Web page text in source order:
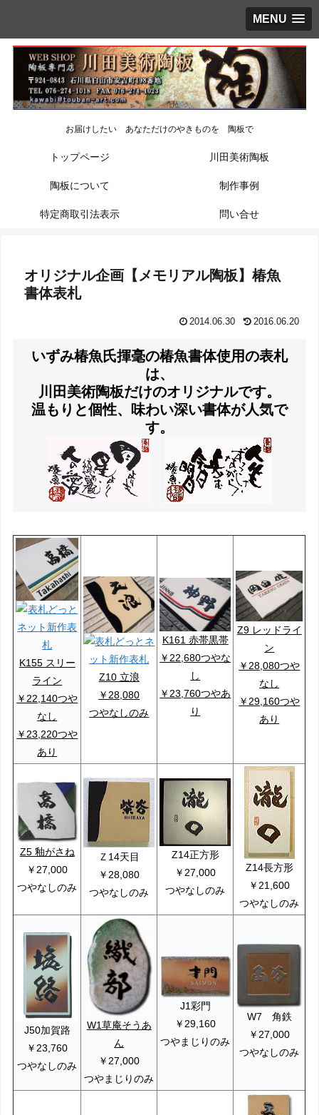
MENU
お届けしたい あなただけのやきものを 陶板で
トップページ 川田美術陶板
陶板について 制作事例
特定商取引法表示 問い合せ
オリジナル企画【メモリアル陶板】椿魚
書体表札
2014.06.30 2016.06.20
いずみ椿魚氏揮毫の椿魚書体使用の表札
は、
川田美術陶板だけのオリジナルです。
温もりと個性、味わい深い書体が人気で
す。
K155 スリー
ライン
￥22,140つや
なし
￥23,220つや
あり
Z10 立浪
￥28,080
つやなしのみ
K161 赤帯黒帯
￥22,680つやな
し
￥23,760つやあ
り
Z9 レッドライ
ン
￥28,080つや
なし
￥29,160つや
あり
Z5 釉がさね
￥27,000
つやなしのみ
Ｚ14天目
￥28,080
つやなしのみ
Z14正方形
￥27,000
つやなしのみ
Z14長方形
￥21,600
つやなしのみ
J50加賀路
￥23,760
つやなしのみ
W1草庵そうあ
ん
￥27,000
つやまじりのみ
J1彩門
￥29,160
つやまじりのみ
W7 角鉄
￥27,000
つやなしのみ